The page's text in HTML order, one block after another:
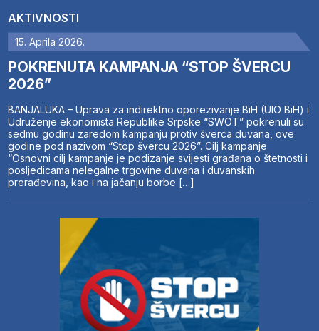
AKTIVNOSTI
15. Aprila 2026.
POKRENUTA KAMPANJA “STOP ŠVERCU
2026”
BANJALUKA – Uprava za indirektno oporezivanje BiH (UIO BiH) i
Udruženje ekonomista Republike Srpske “SWOT” pokrenuli su
sedmu godinu zaredom kampanju protiv šverca duvana, ove
godine pod nazivom “Stop švercu 2026”. Cilj kampanje
“Osnovni cilj kampanje je podizanje svijesti građana o štetnosti i
posljedicama nelegalne trgovine duvana i duvanskih
prerađevina, kao i na jačanju borbe […]